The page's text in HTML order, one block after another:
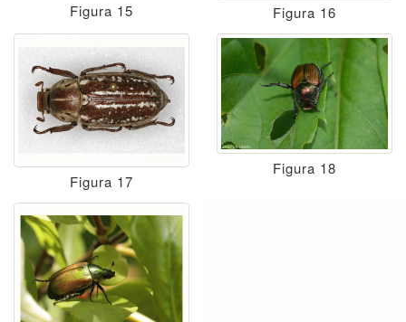
Figura 15 Figura 16
Figura 17
Figura 18